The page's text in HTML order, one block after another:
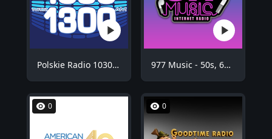
Polskie Radio 1030 Chicago - WNVR 977 Music - 50s, 60s Hits
0 0